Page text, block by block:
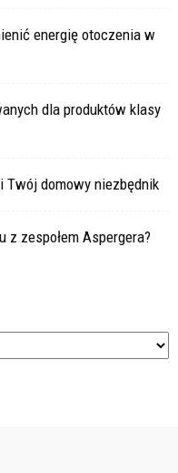
energię otoczenia w
dla produktów klasy
domowy niezbędnik
zespołem Aspergera?